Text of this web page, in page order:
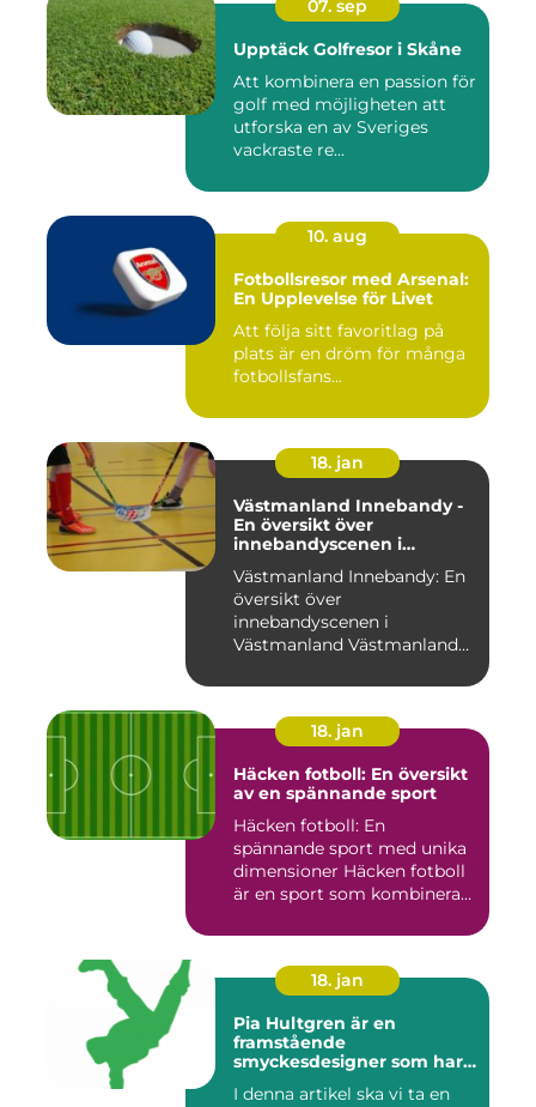
07. sep
Upptäck Golfresor i Skåne
Att kombinera en passion för
golf med möjligheten att
utforska en av Sveriges
vackraste re...
10. aug
Fotbollsresor med Arsenal:
En Upplevelse för Livet
Att följa sitt favoritlag på
plats är en dröm för många
fotbollsfans...
18. jan
Västmanland Innebandy -
En översikt över
innebandyscenen i
Västmanland Innebandy: En
översikt över
innebandyscenen i
Västmanland Västmanland
18. jan
Häcken fotboll: En översikt
av en spännande sport
Häcken fotboll: En
spännande sport med unika
dimensioner Häcken fotboll
är en sport som kombinerar
18. jan
Pia Hultgren är en
framstående
smyckesdesigner som har
unika och vackra smycken i
I denna artikel ska vi ta en